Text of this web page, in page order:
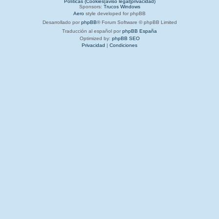
Sponsors: Trucos Windows
Aero style developed for phpBB
Desarrollado por phpBB® Forum Software © phpBB Limited
Traducción al español por phpBB España
Optimized by: phpBB SEO
Privacidad | Condiciones